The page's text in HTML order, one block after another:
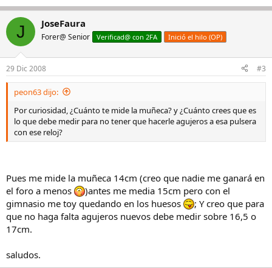
J JoseFaura
Forer@ Senior Verificad@ con 2FA Inició el hilo (OP)
29 Dic 2008 #3
peon63 dijo:
Por curiosidad, ¿Cuánto te mide la muñeca? y ¿Cuánto crees que es
lo que debe medir para no tener que hacerle agujeros a esa pulsera
con ese reloj?
Pues me mide la muñeca 14cm (creo que nadie me ganará en
el foro a menos
)antes me media 15cm pero con el
gimnasio me toy quedando en los huesos
; Y creo que para
que no haga falta agujeros nuevos debe medir sobre 16,5 o
17cm.
saludos.